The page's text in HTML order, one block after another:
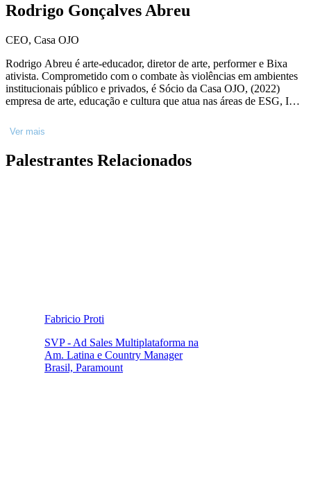
Rodrigo Gonçalves Abreu
CEO, Casa OJO
Rodrigo Abreu é arte-educador, diretor de arte, performer e Bixa
ativista. Comprometido com o combate às violências em ambientes
institucionais público e privados, é Sócio da Casa OJO, (2022)
empresa de arte, educação e cultura que atua nas áreas de ESG, I&D
mandato da vereadora de São Paulo, atual deputada federal, Erika
Hilton (2020 - 2021). Coordenou o Núcleo de Direção de Arte do
periferias de São Paulo (2018 - 2020). Mestrando em arte educação
Ver mais
Palestrantes Relacionados
Fabricio Proti
SVP - Ad Sales Multiplataforma na
Am. Latina e Country Manager
Brasil, Paramount